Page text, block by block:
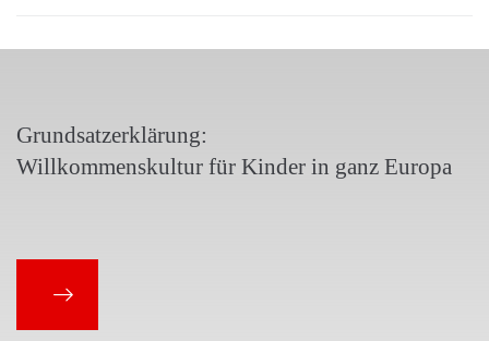
Grundsatzerklärung:
Willkommenskultur für Kinder in ganz Europa